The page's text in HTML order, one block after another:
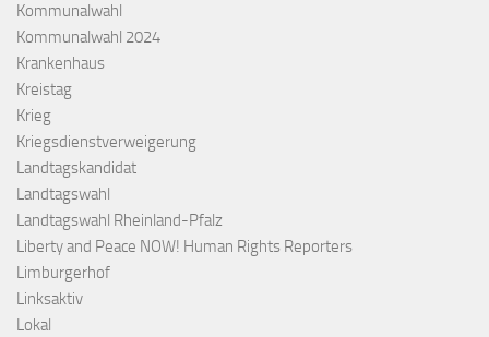
Kommunalwahl
Kommunalwahl 2024
Krankenhaus
Kreistag
Krieg
Kriegsdienstverweigerung
Landtagskandidat
Landtagswahl
Landtagswahl Rheinland-Pfalz
Liberty and Peace NOW! Human Rights Reporters
Limburgerhof
Linksaktiv
Lokal